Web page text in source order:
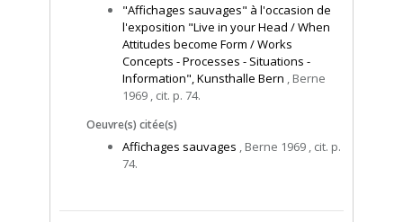
"Affichages sauvages" à l'occasion de
l'exposition "Live in your Head / When
Attitudes become Form / Works
Concepts - Processes - Situations -
Information", Kunsthalle Bern , Berne
1969 , cit. p. 74.
Oeuvre(s) citée(s)
Affichages sauvages , Berne 1969 , cit. p.
74.